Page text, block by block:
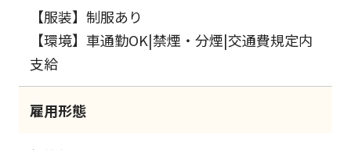
【服装】制服あり
【環境】車通勤OK|禁煙・分煙|交通費規定内
支給
雇用形態